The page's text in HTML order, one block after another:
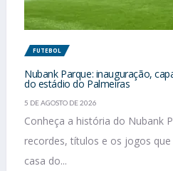
FUTEBOL
Nubank Parque: inauguração,
do estádio do Palmeiras
5 DE AGOSTO DE 2026
Conheça a história do Nubank
recordes, títulos e os jogos
casa do...